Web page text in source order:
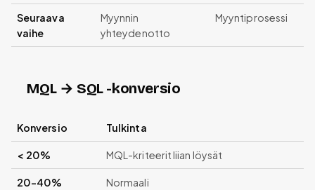
Seuraava
vaihe
Myynnin
yhteydenotto
Myyntiprosessi
MQL → SQL -konversio
Konversio Tulkinta
< 20% MQL-kriteerit liian löysät
20-40% Normaali